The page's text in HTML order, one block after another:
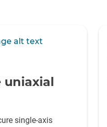
uniaxial
single-axis